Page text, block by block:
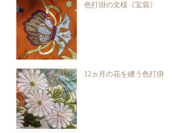
色打掛の文様《宝袋》
12ヵ月の花を纏う色打掛